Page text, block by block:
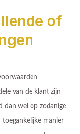
of
van de klant zijn
dan wel op zodanige
manier